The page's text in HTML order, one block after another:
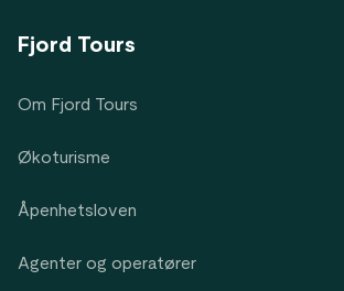
Fjord Tours
Om Fjord Tours
Økoturisme
Åpenhetsloven
Agenter og operatører